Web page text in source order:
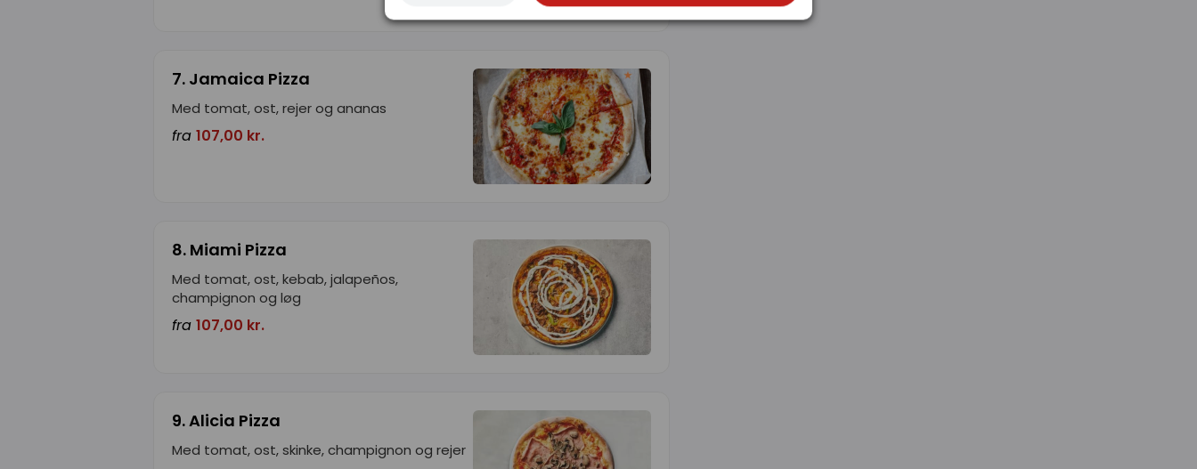
7. Jamaica Pizza
Med tomat, ost, rejer og ananas
fra 107,00 kr.
8. Miami Pizza
Med tomat, ost, kebab, jalapeños,
champignon og løg
fra 107,00 kr.
9. Alicia Pizza
Med tomat, ost, skinke, champignon og rejer